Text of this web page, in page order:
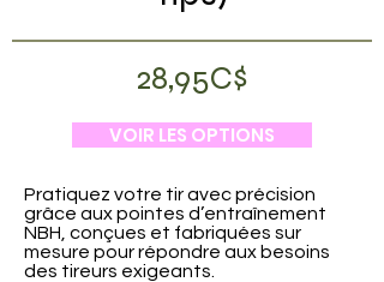
28,95C$
VOIR LES OPTIONS
Pratiquez votre tir avec précision
grâce aux pointes d’entraînement
NBH, conçues et fabriquées sur
mesure pour répondre aux besoins
des tireurs exigeants.